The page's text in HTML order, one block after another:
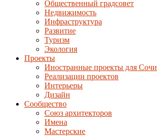
Общественный градсовет
Недвижимость
Инфраструктура
Развитие
Туризм
Экология
Проекты
Иностранные проекты для Сочи
Реализации проектов
Интерьеры
Дизайн
Сообщество
Союз архитекторов
Имена
Мастерские